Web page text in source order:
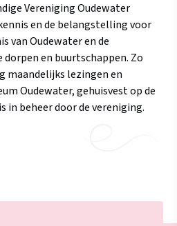
Vereniging Oudewater
en de belangstelling voor
van Oudewater en de
dorpen en buurtschappen. Zo
maandelijks lezingen en
Oudewater, gehuisvest op de
in beheer door de vereniging.